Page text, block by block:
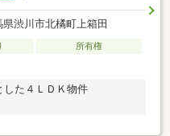
県渋川市北橘町上箱田
所有権
した４ＬＤＫ物件